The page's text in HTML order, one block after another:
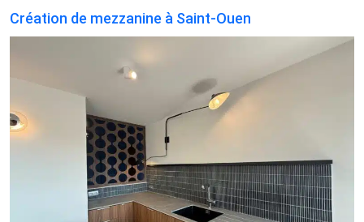
Création de mezzanine à Saint-Ouen